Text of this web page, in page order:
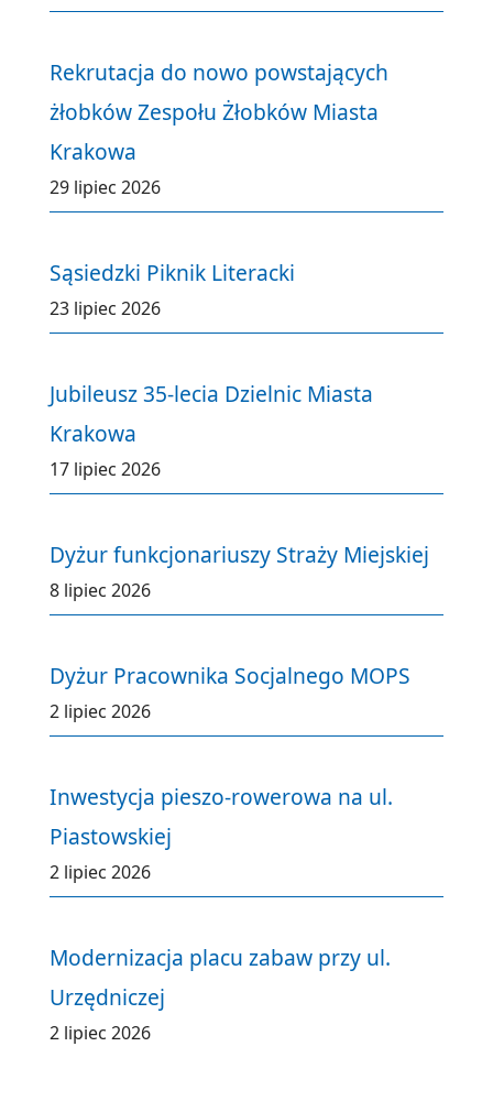
Rekrutacja do nowo powstających
żłobków Zespołu Żłobków Miasta
Krakowa
29 lipiec 2026
Sąsiedzki Piknik Literacki
23 lipiec 2026
Jubileusz 35-lecia Dzielnic Miasta
Krakowa
17 lipiec 2026
Dyżur funkcjonariuszy Straży Miejskiej
8 lipiec 2026
Dyżur Pracownika Socjalnego MOPS
2 lipiec 2026
Inwestycja pieszo-rowerowa na ul.
Piastowskiej
2 lipiec 2026
Modernizacja placu zabaw przy ul.
Urzędniczej
2 lipiec 2026